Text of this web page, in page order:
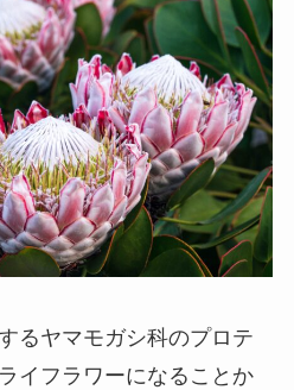
るヤマモガシ科のプロテ
イフラワーになることか